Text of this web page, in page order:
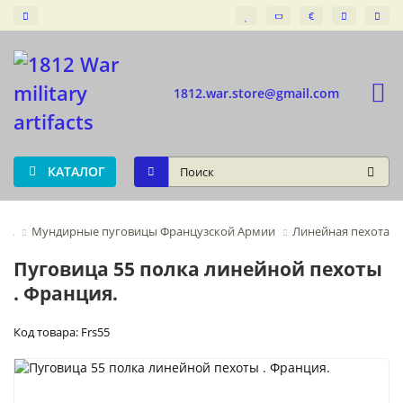
€
1812.war.store@gmail.com
КАТАЛОГ
Мундирные пуговицы Французской Армии Линейная пехота
Пуговица 55 полка линейной пехоты
. Франция.
Код товара: Frs55